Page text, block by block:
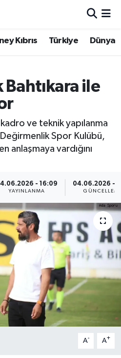
Kıbrıs Türkiye Dünya
ile
ve teknik yapılanma
Değirmenlik Spor Kulübü,
anlaşmaya vardığını
- 16:09
YAYINLANMA
04.06.2026 -
A- A+
ve Fikstür